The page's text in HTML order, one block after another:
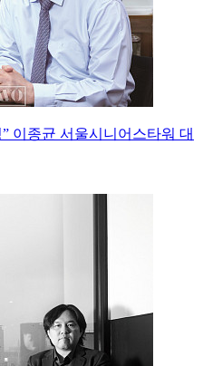
이종균 서울시니어스타워 대